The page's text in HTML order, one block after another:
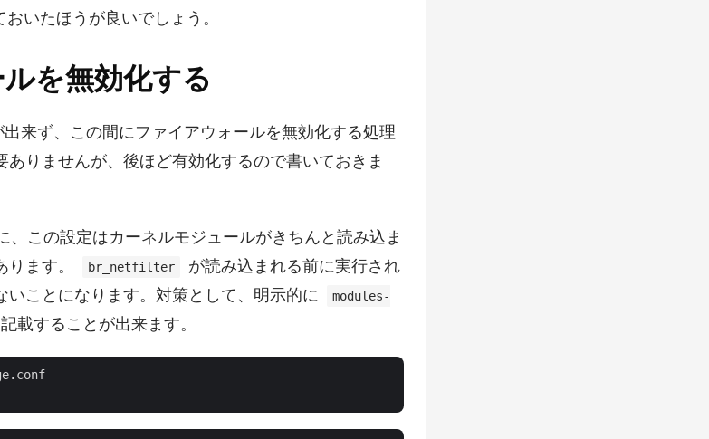
いたほうが良いでしょう。
を無効化する
来ず、この間にファイアウォールを無効化する処理
ありませんが、後ほど有効化するので書いておきま
この設定はカーネルモジュールがきちんと読み込ま
ります。
br_netfilter
が読み込まれる前に実行され
いことになります。対策として、明示的に
modules-
載することが出来ます。